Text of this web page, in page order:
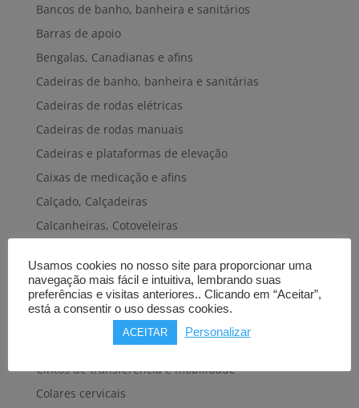
Bancos de banho, banheira e sanitários
Barras de apoio
Bengalas, Canadianas e afins
Cadeiras de banho, banheira e sanitárias
Cadeiras de rodas elétricas
Cadeiras de rodas manuais
Cadeiras e plataformas de elevação
Caixas de medicação e afins
Calçado, Calçadeiras
Calcanheiras, Cotoveleiras
Carros hospitalares
Cestas, Arneses
Cintas e Faixas
Cintos, Coletes e afins
Cintos de transferência e mobilidade
Colares cervicais
Usamos cookies no nosso site para proporcionar uma
navegação mais fácil e intuitiva, lembrando suas
preferências e visitas anteriores.. Clicando em “Aceitar”,
está a consentir o uso dessas cookies.
ACEITAR Personalizar